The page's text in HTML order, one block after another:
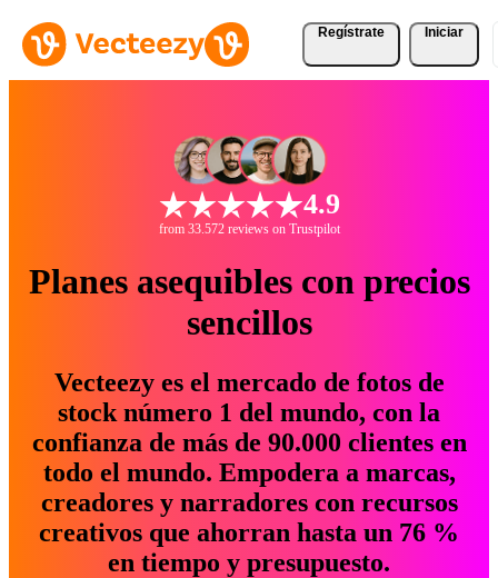
Regístrate Iniciar
4.9
from 33.572 reviews on Trustpilot
Planes asequibles con precios
sencillos
Vecteezy es el mercado de fotos de
stock número 1 del mundo, con la
confianza de más de 90.000 clientes en
todo el mundo. Empodera a marcas,
creadores y narradores con recursos
creativos que ahorran hasta un 76 %
en tiempo y presupuesto.